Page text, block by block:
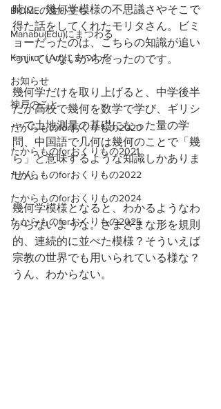
BIOMEの生い立ち
Manabu(Edu)にまつわる
Kanjiru（Art)にまつわる
お知らせ
神戸のこと
たからものforおくりもの2020
たからものforおくりもの2021
たからものforおくりもの2022
たからものforおくりもの2024
たからものforおくりもの2025
時に、幾何学模様の不思議さやそこで
得た話をしてくれたモリタさん。ビミ
ョーだったのは、こちらの知識が追い
ついていないからだったのです。
幾何学だけを取り上げると、中学後半
だか高校で幾何を数学で学び、ギリシ
ャで土地測量の基礎になった量の学
問、中国語で几何は幾何のことで「幾
ら」と意味するような知識しかありま
せん。
幾何学模様となると、わかるようなわ
からないような。さまざまな形を規則
的、連続的に並べた模様？そういえば
宗教の世界でも用いられている様な？
うん、わからない。